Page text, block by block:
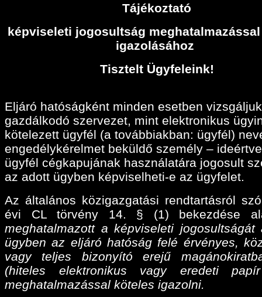
Tájékoztató
képviseleti jogosultság
igazolásához
Tisztelt Ügyfeleink!
Eljáró hatóságként minden esetben
gazdálkodó szervezet, mint elektronikus
kötelezett ügyfél (a továbbiakban: ügyfél)
engedélykérelmet beküldő személy –
ügyfél cégkapujának használatára jogosult
az adott ügyben képviselheti-e az ügyfelet.
Az általános közigazgatási rendtartásról
évi CL törvény 14. § (1) bekezdése
meghatalmazott a képviseleti jogosultságát
ügyben az eljáró hatóság felé érvényes,
vagy teljes bizonyító erejű
(hiteles elektronikus vagy eredeti
meghatalmazással köteles igazolni.